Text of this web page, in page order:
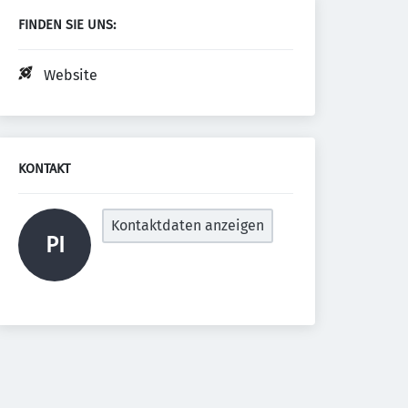
FINDEN SIE UNS:
Website
KONTAKT
PI
Kontaktdaten anzeigen